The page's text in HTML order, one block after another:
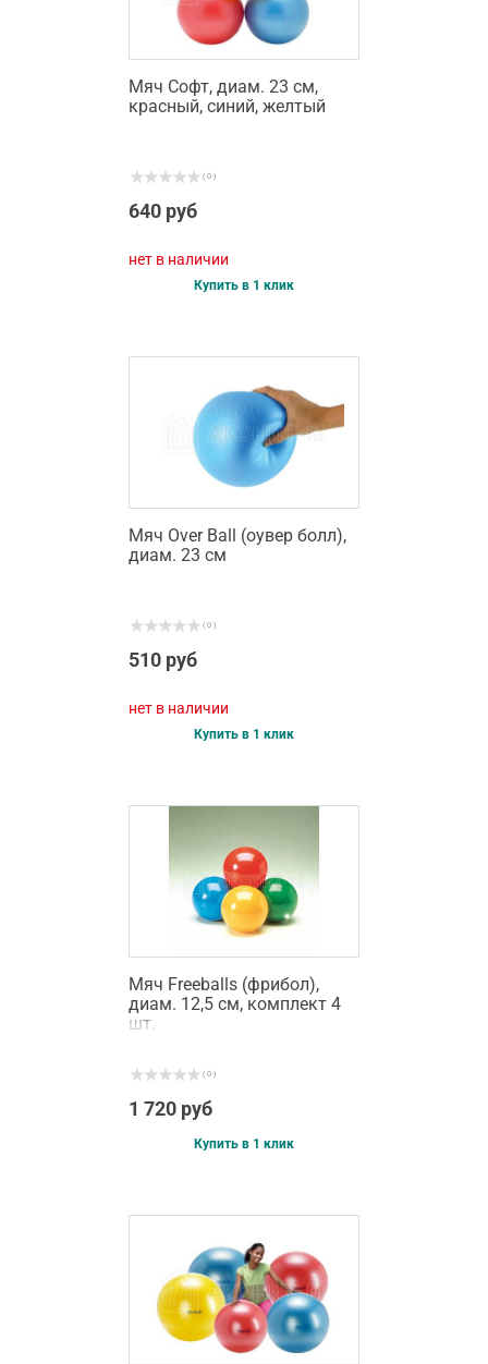
Мяч Софт, диам. 23 см,
красный, синий, желтый
( 0 )
640 руб
нет в наличии
Купить в 1 клик
Мяч Over Ball (оувер болл),
диам. 23 см
( 0 )
510 руб
нет в наличии
Купить в 1 клик
Мяч Freeballs (фрибол),
диам. 12,5 см, комплект 4
шт.
( 0 )
1 720 руб
Купить в 1 клик